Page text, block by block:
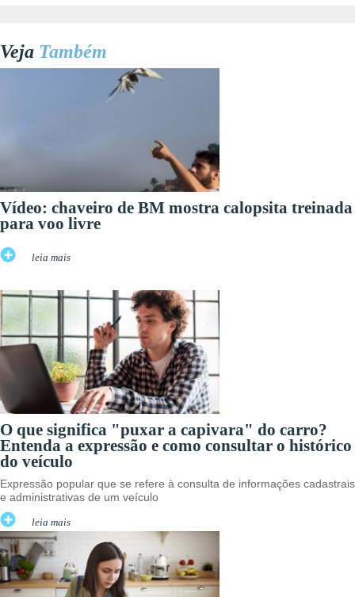
Veja Também
Vídeo: chaveiro de BM mostra calopsita treinada
para voo livre
leia mais
O que significa "puxar a capivara" do carro?
Entenda a expressão e como consultar o histórico
do veículo
Expressão popular que se refere à consulta de informações cadastrais
e administrativas de um veículo
leia mais